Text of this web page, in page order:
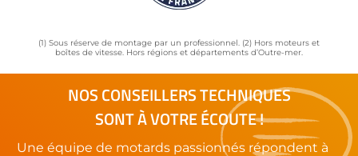
(1) Sous réserve de montage par un professionnel. (2) Hors moteurs et
boîtes de vitesse. Hors régions et départements d’Outre-mer.
NOS CONSEILLERS TECHNIQUES
SONT À VOTRE ÉCOUTE !
Une équipe de motards passionnés répondent à